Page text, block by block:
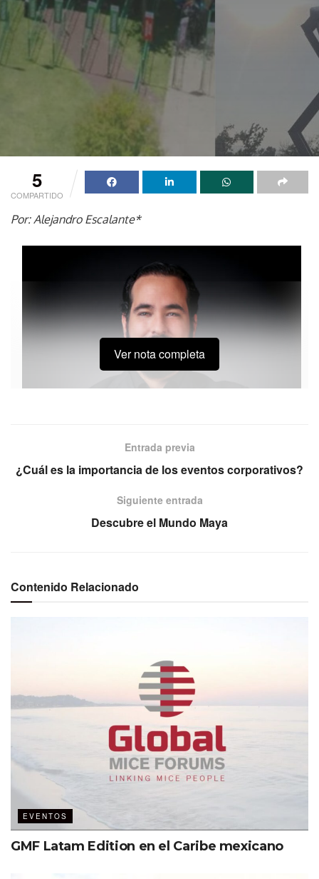
5
COMPARTIDO
Por: Alejandro Escalante*
vemos accidentes, cuando leemos titulares, cuando
Este fin de semana, durante el festival AXE CEREMONIA,
dos jóvenes fotógrafos, Berenice Giles y Miguel Ángel
Rojas
, fueron víctimas de una tragedia evitable. Una
estructura de elevación —normalmente usada para
trabajos de altura— fue adaptada sin criterio técnico
como elemento de señalética, con una pieza estructural
sobre ellos.
Esto no es un hecho aislado. Es el reflejo de una práctica
Ver nota completa
Entrada previa
¿Cuál es la importancia de los eventos corporativos?
Siguiente entrada
Descubre el Mundo Maya
Contenido Relacionado
EVENTOS
GMF Latam Edition en el Caribe mexicano